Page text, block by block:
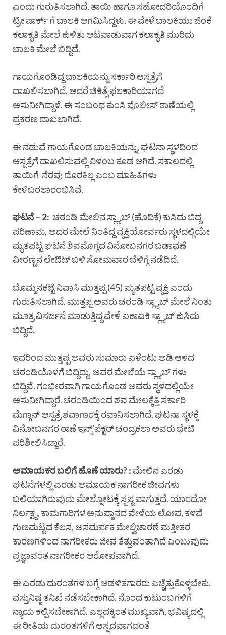
ಎಂದು ಗುರುತಿಸಲಾಗಿದೆ. ತಾಯಿ ಹಾಗೂ ಸಹೋದರಿಯೊಂದಿಗೆ
ಟ್ರೀ ಪಾರ್ಕ್ ಗೆ ಬಾಲಕಿ ಆಗಮಿಸಿದ್ದಳು. ಈ ವೇಳೆ ಬಾಲಕಿಯು ಜಿಂಕೆ
ಕಲಾಕೃತಿ ಮೇಲೆ ಕುಳಿತು ಆಟವಾಡುವಾಗ ಕಲಾಕೃತಿ ಮುರಿದು
ಬಾಲಕಿ ಮೇಲೆ ಬಿದ್ದಿದೆ.
ಗಾಯಗೊಂಡಿದ್ದ ಬಾಲಕಿಯನ್ನು ಸರ್ಕಾರಿ ಆಸ್ಪತ್ರೆಗೆ
ದಾಖಲಿಸಲಾಗಿದೆ. ಆದರೆ ಚಿಕಿತ್ಸೆ ಫಲಕಾರಿಯಾಗದೆ
ಅಸುನೀಗಿದ್ದಾಳೆ. ಈ ಸಂಬಂಧ ಕುಂಸಿ ಪೊಲೀಸ್ ಠಾಣೆಯಲ್ಲಿ
ಪ್ರಕರಣ ದಾಖಲಾಗಿದೆ.
ಈ ನಡುವೆ ಗಾಯಗೊಂಡ ಬಾಲಕಿಯನ್ನು, ಘಟನಾ ಸ್ಥಳದಿಂದ
ಆಸ್ಪತ್ರೆಗೆ ದಾಖಲಿಸುವಲ್ಲಿ ವಿಳಂಬ ಕೂಡ ಆಗಿದೆ. ಸಕಾಲದಲ್ಲಿ
ತಾಯಿಗೆ ನೆರವು ದೊರಕಿಲ್ಲ ಎಂಬ ಮಾಹಿತಿಗಳು
ಕೇಳಿಬರಲಾರಂಭಿಸಿವೆ.
ಘಟನೆ – 2: ಚರಂಡಿ ಮೇಲಿನ ಸ್ಲ್ಯಾಬ್ (ಹೊದಿಕೆ) ಕುಸಿದು ಬಿದ್ದ
ಪರಿಣಾಮ, ಅದರ ಮೇಲೆ ನಿಂತಿದ್ದ ವ್ಯಕ್ತಿಯೋರ್ವರು ಸ್ಥಳದಲ್ಲಿಯೇ
ಮೃತಪಟ್ಟ ಘಟನೆ ಶಿವಮೊಗ್ಗದ ವಿನೋಬನಗರ ಬಡಾವಣೆ
ವೀರಣ್ಣನ ಲೇಔಟ್ ಬಳಿ ಸೋಮವಾರ ಬೆಳಿಗ್ಗೆ ನಡೆದಿದೆ.
ಬೊಮ್ಮನಕಟ್ಟೆ ನಿವಾಸಿ ಮುತ್ತಪ್ಪ (45) ಮೃತಪಟ್ಟ ವ್ಯಕ್ತಿ ಎಂದು
ಗುರುತಿಸಲಾಗಿದೆ. ಮುತ್ತಪ್ಪ ಅವರು ಚರಂಡಿ ಸ್ಲ್ಯಾಬ್ ಮೇಲೆ ನಿಂತು
ಮೂತ್ರ ವಿಸರ್ಜನೆ ಮಾಡುತ್ತಿದ್ದ ವೇಳೆ ಏಕಾಏಕಿ ಸ್ಲ್ಯಾಬ್ ಕುಸಿದು
ಬಿದ್ದಿದೆ.
ಇದರಿಂದ ಮುತ್ತಪ್ಪ ಅವರು ಸುಮಾರು ಏಳೆಂಟು ಅಡಿ ಆಳದ
ಚರಂಡಿಯೊಳಗೆ ಬಿದ್ದಿದ್ದು, ಅವರ ಮೇಲೆಯೆ ಸ್ಲ್ಯಾಬ್ ಗಳು
ಬಿದ್ದಿವೆ. ಗಂಭೀರವಾಗಿ ಗಾಯಗೊಂಡ ಅವರು ಸ್ಥಳದಲ್ಲಿಯೇ
ಅಸುನೀಗಿದ್ದಾರೆ. ಚರಂಡಿಯಿಂದ ಶವ ಮೇಲಕ್ಕೆತ್ತಿ ಸರ್ಕಾರಿ
ಮೆಗ್ಗಾನ್ ಆಸ್ಪತ್ರೆ ಶವಾಗಾರಕ್ಕೆ ರವಾನಿಸಲಾಗಿದೆ. ಘಟನಾ ಸ್ಥಳಕ್ಕೆ
ವಿನೋಬನಗರ ಠಾಣೆ ಇನ್ಸ್’ಪೆಕ್ಟರ್ ಚಂದ್ರಕಲಾ ಅವರು ಭೇಟಿ
ಪರಿಶೀಲಿಸಿದ್ದಾರೆ.
ಅಮಾಯಕರ ಬಲಿಗೆ ಹೊಣೆ ಯಾರು? : ಮೇಲಿನ ಎರಡು
ಘಟನೆಗಳಲ್ಲಿ ಎರಡು ಅಮಾಯಕ ನಾಗರೀಕ ಜೀವಗಳು
ಬಲಿಯಾಗಿರುವುದು ಮೇಲ್ನೋಟಕ್ಕೆ ಸ್ಪಷ್ಟವಾಗುತ್ತದೆ. ಯಾರದೋ
ನಿರ್ಲಕ್ಷ್ಯ, ಕಾಮಗಾರಿಗಳ ಅನುಷ್ಠಾನದ ವೇಳೆಯ ಲೋಪ, ಕಳಪೆ
ಗುಣಮಟ್ಟದ ಕೆಲಸ, ಅಸಮರ್ಪಕ ಮೇಲ್ವಿಚಾರಣೆ ಮತ್ತೀತರ
ಕಾರಣಗಳಿಂದ ನಾಗರೀಕರು ಜೀವ ತೆತ್ತುವಂತಾಗಿದೆ ಎಂಬುವುದು
ಪ್ರಜ್ಞಾವಂತ ನಾಗರೀಕರ ಆರೋಪವಾಗಿದೆ.
ಈ ಎರಡು ದುರಂತಗಳ ಬಗ್ಗೆ ಆಡಳಿತಗಾರರು ಎಚ್ಚೆತ್ತುಕೊಳ್ಳಬೇಕು.
ವಸ್ತುನಿಷ್ಠ ತನಿಖೆ ನಡೆಸಬೇಕಾಗಿದೆ. ನೊಂದ ಕುಟುಂಬಗಳಿಗೆ
ನ್ಯಾಯ ಕಲ್ಪಿಸಬೇಕಾಗಿದೆ. ಎಲ್ಲದಕ್ಕಿಂತ ಮುಖ್ಯವಾಗಿ, ಭವಿಷ್ಯದಲ್ಲಿ
ಈ ರೀತಿಯ ದುರಂತಗಳಿಗೆ ಆಸ್ಪದವಾಗದಂತೆ